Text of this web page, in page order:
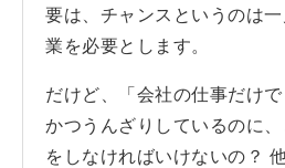
要は、チャンスというのは
業を必要とします。
だけど、「会社の仕事だけで
かつうんざりしているのに
をしなければいけないの？